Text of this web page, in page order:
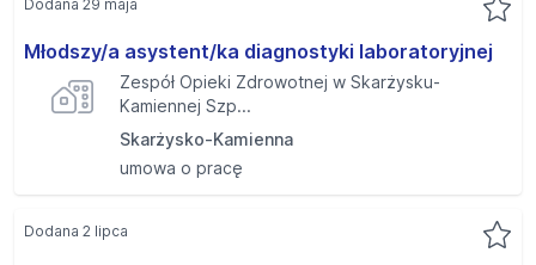
Młodszy/a asystent/ka diagnostyki laboratoryjnej
Zespół Opieki Zdrowotnej w Skarżysku-
Kamiennej Szp...
Skarżysko-Kamienna
umowa o pracę
Dodana 29 maja
Dodana 2 lipca